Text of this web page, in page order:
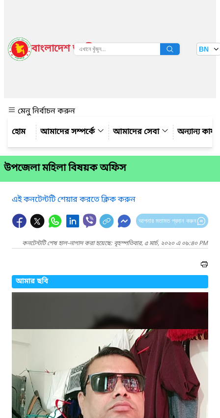
বাংলাদেশ জাতীয় তথ্য বাতায়ন BN
মেনু নির্বাচন করুন
আমাদের সম্পর্কে
আমাদের সেবা অন্যান্য
উপজেলা মহিলা বিষয়ক অফিস
এই কনটেন্টটি শেয়ার করতে ক্লিক করুন
আপনার মতামত প্রদান করুন
কনটেন্টটি শেষ হাল-নাগাদ করা হয়েছে: বৃহস্পতিবার, ৫ মার্চ, ২০২০ এ ০৯:৪০ PM
আমার ছবি